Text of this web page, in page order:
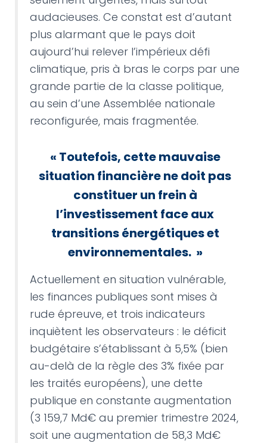
audacieuses. Ce constat est d’autant
plus alarmant que le pays doit
aujourd’hui relever l’impérieux défi
climatique, pris à bras le corps par une
grande partie de la classe politique,
au sein d’une Assemblée nationale
reconfigurée, mais fragmentée.
« Toutefois, cette mauvaise
situation financière ne doit pas
constituer un frein à
l’investissement face aux
transitions énergétiques et
environnementales. »
Actuellement en situation vulnérable,
les finances publiques sont mises à
rude épreuve, et trois indicateurs
inquiètent les observateurs : le déficit
budgétaire s’établissant à 5,5% (bien
au-delà de la règle des 3% fixée par
les traités européens), une dette
publique en constante augmentation
(3 159,7 Md€ au premier trimestre 2024,
soit une augmentation de 58,3 Md€